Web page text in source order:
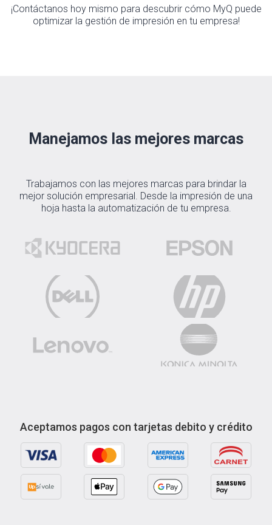
¡Contáctanos hoy mismo para descubrir cómo MyQ puede
optimizar la gestión de impresión en tu empresa!
Manejamos las mejores marcas
Trabajamos con las mejores marcas para brindar la
mejor solución empresarial. Desde la impresión de una
hoja hasta la automatización de tu empresa.
Aceptamos pagos con tarjetas debito y crédito